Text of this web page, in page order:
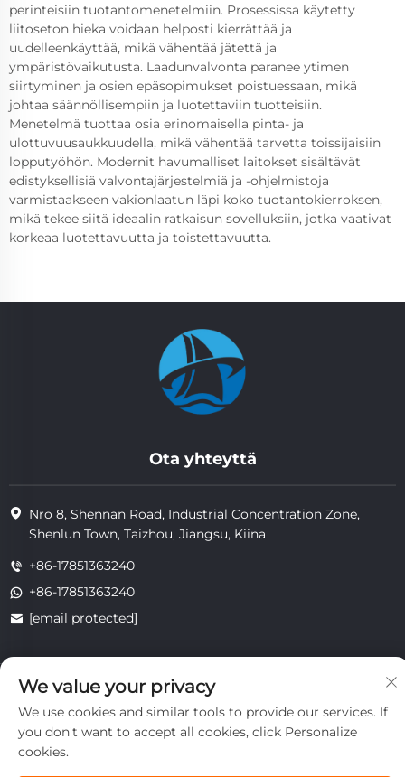
perinteisiin tuotantomenetelmiin. Prosessissa käytetty
liitoseton hieka voidaan helposti kierrättää ja
uudelleenkäyttää, mikä vähentää jätettä ja
ympäristövaikutusta. Laadunvalvonta paranee ytimen
siirtyminen ja osien epäsopimukset poistuessaan, mikä
johtaa säännöllisempiin ja luotettaviin tuotteisiin.
Menetelmä tuottaa osia erinomaisella pinta- ja
ulottuvuusaukkuudella, mikä vähentää tarvetta toissijaisiin
lopputyöhön. Modernit havumalliset laitokset sisältävät
edistyksellisiä valvontajärjestelmiä ja -ohjelmistoja
varmistaakseen vakionlaatun läpi koko tuotantokierroksen,
mikä tekee siitä ideaalin ratkaisun sovelluksiin, jotka vaativat
korkeaa luotettavuutta ja toistettavuutta.
Ota yhteyttä
Nro 8, Shennan Road, Industrial Concentration Zone,
Shenlun Town, Taizhou, Jiangsu, Kiina
+86-17851363240
+86-17851363240
[email protected]
Copyright © 2025 Jiangsu Tongzhou Heat Resistant Technology
Co., Ltd. Kaikki oikeudet pidätetään.
yksityisyys
We value your privacy
We use cookies and similar tools to provide our services. If
you don't want to accept all cookies, click Personalize
cookies.